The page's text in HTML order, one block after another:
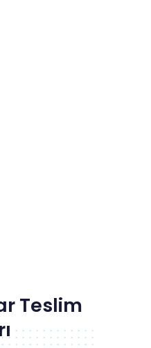
Teslim